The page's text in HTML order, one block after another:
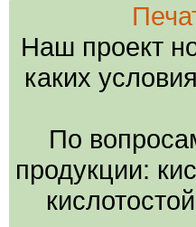
Наш проект
каких
По
продукции: